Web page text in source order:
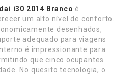
i30 2014 Branco é
um alto nível de conforto.
desenhados,
adequado para viagens
é impressionante para
que cinco ocupantes
No quesito tecnologia, o